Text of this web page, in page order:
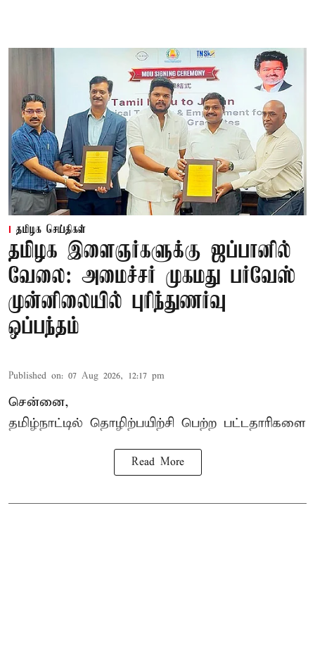
தமிழக செய்திகள்
தமிழக இளைஞர்களுக்கு ஜப்பானில்
வேலை: அமைச்சர் முகமது பர்வேஸ்
முன்னிலையில் புரிந்துணர்வு
ஒப்பந்தம்
Published on: 07 Aug 2026, 12:17 pm
சென்னை,
தமிழ்நாட்டில் தொழிற்பயிற்சி பெற்ற பட்டதாரிகளை
Read More